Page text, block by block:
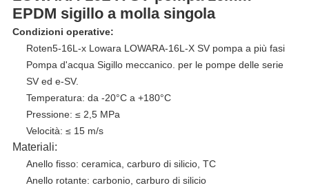
EPDM sigillo a molla singola
Condizioni operative:
Roten5-16L-x Lowara LOWARA-16L-X SV pompa a più fasi
Pompa d'acqua Sigillo meccanico. per le pompe delle serie
SV ed e-SV.
Temperatura: da -20°C a +180°C
Pressione: ≤ 2,5 MPa
Velocità: ≤ 15 m/s
Materiali:
Anello fisso: ceramica, carburo di silicio, TC
Anello rotante: carbonio, carburo di silicio